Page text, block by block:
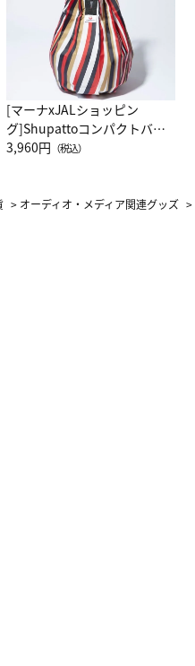
[マーナxJALショッピン
グ]Shupattoコンパクトバッ
グ Drop JAL客室乗務員
3,960円 （税込）
> オーディオ・メディア関連グッズ >